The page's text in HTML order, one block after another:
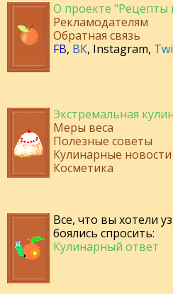
О проекте "Рецепты
Рекламодателям
Обратная связь
FB, ВК, Instagram,
Экстремальная
Меры веса
Полезные советы
Кулинарные новости
Косметика
Все, что вы хотели
боялись спросить:
Кулинарный ответ